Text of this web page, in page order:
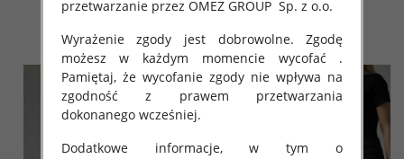
szczegóły
41.00 zł
szczegóły
przetwarzanie przez OMEZ GROUP Sp. z o.o.
Wyrażenie zgody jest dobrowolne. Zgodę
możesz w każdym momencie wycofać .
Pamiętaj, że wycofanie zgody nie wpływa na
zgodność z prawem przetwarzania
dokonanego wcześniej.
Dodatkowe informacje, w tym o